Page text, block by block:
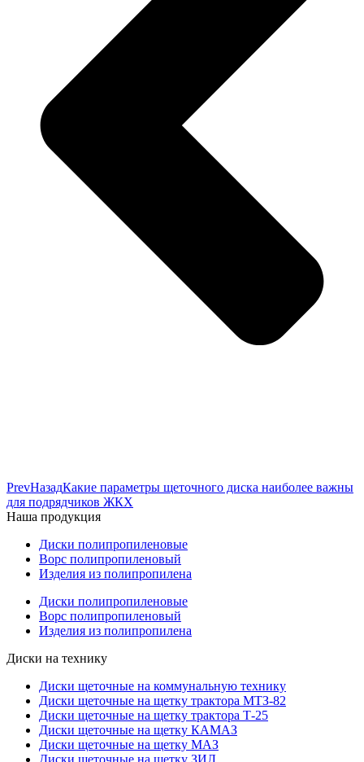
PrevНазадКакие параметры щеточного диска наиболее важны
для подрядчиков ЖКХ
Наша продукция
Диски полипропиленовые
Ворс полипропиленовый
Изделия из полипропилена
Диски полипропиленовые
Ворс полипропиленовый
Изделия из полипропилена
Диски на технику
Диски щеточные на коммунальную технику
Диски щеточные на щетку трактора МТЗ-82
Диски щеточные на щетку трактора Т-25
Диски щеточные на щетку КАМАЗ
Диски щеточные на щетку МАЗ
Диски щеточные на щетку ЗИЛ